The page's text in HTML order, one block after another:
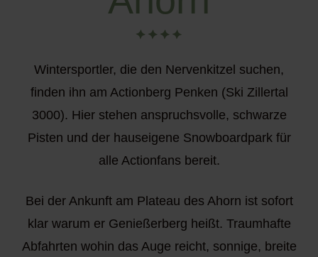
Wintersportler, die den Nervenkitzel suchen,
finden ihn am Actionberg Penken (Ski Zillertal
3000). Hier stehen anspruchsvolle, schwarze
Pisten und der hauseigene Snowboardpark für
alle Actionfans bereit.
Bei der Ankunft am Plateau des Ahorn ist sofort
klar warum er Genießerberg heißt. Traumhafte
Abfahrten wohin das Auge reicht, sonnige, breite